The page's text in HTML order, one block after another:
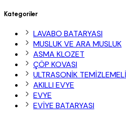
Kategoriler
LAVABO BATARYASI
MUSLUK VE ARA MUSLUK
ASMA KLOZET
ÇÖP KOVASI
ULTRASONİK
AKILLI EVYE
EVYE
EVİYE BATARYASI